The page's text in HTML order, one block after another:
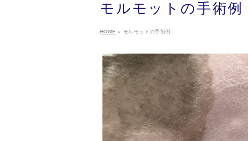
モルモットの手術例
HOME » モルモットの手術例